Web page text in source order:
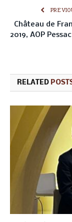
Château de
2019, AOP
RELATED